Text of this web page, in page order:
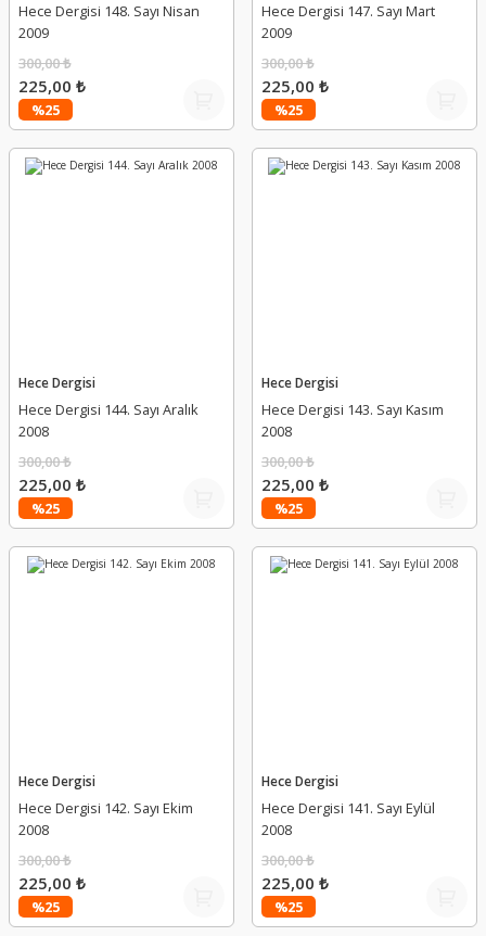
Hece Dergisi 148. Sayı Nisan
2009
%25
300,00 ₺
225,00 ₺
Hece Dergisi 147. Sayı Mart
2009
%25
300,00 ₺
225,00 ₺
Hece Dergisi
Hece Dergisi 144. Sayı Aralık
2008
%25
300,00 ₺
225,00 ₺
Hece Dergisi
Hece Dergisi 143. Sayı Kasım
2008
%25
300,00 ₺
225,00 ₺
Hece Dergisi
Hece Dergisi 142. Sayı Ekim
2008
%25
300,00 ₺
225,00 ₺
Hece Dergisi
Hece Dergisi 141. Sayı Eylül
2008
%25
300,00 ₺
225,00 ₺